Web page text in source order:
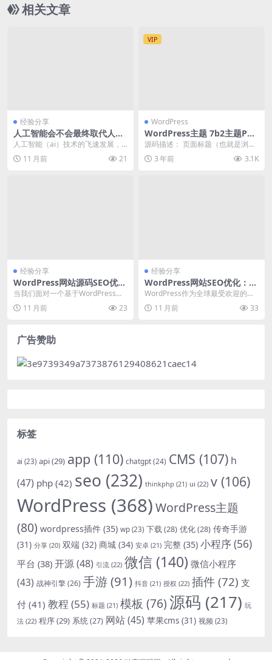
相关文章
经验分享
人工智能会不会最终取代人类
工作 探讨社会性焦虑话题
人工智能（ai）技术的飞速发展，
引发了广泛的社会讨论：人工智能
会不会最终取代人类...
11 月前 21
VIP
WordPress
WordPress主题 7b2主题PR
O最新版5.2.0开心版+去授权
教程
源码描述： 页面标题（也就是浏览
器选项卡中显示的标题）标题连接
符可以选择是否保留...
3 年前 3.1K
经验分享
WordPress网站源码SEO优化
配置与实现方法
当我们面对一个基于WordPress搭
建的网站时，seo优化是提升网站在
搜索引擎...
11 月前 23
经验分享
WordPress网站SEO优化：如
何提升网站在百度和谷歌的排
名？
WordPress作为全球最受欢迎的内
容管理系统（CMS），其seo优化
一直是网...
11 月前 33
广告赞助
标签
ai (23) api(29) app (110) chatgpt(24) CMS (107) h
(47) php (42) seo (232) thinkphp (21) ui (22) v (106)
WordPress (368)WordPress主题
(80) wordpress插件 (35) wp (23) 下载(28) 优化(28) 传奇手游
(31) 分享 (20) 双端 (32) 商城 (34) 安卓 (21) 完整 (35) 小程序(56)
平台 (38) 开源(48) 引流 (22) 微信 (140) 微信小程序
(43) 战神引擎(26) 手游(91) 抖音 (21) 授权 (22) 插件 (72) 支
付 (41) 教程 (55) 标题 (21) 模板 (76)源码 (217) 玩
法 (22) 程序(29) 系统(27) 网站(45) 苹果cms (31) 视频 (23)